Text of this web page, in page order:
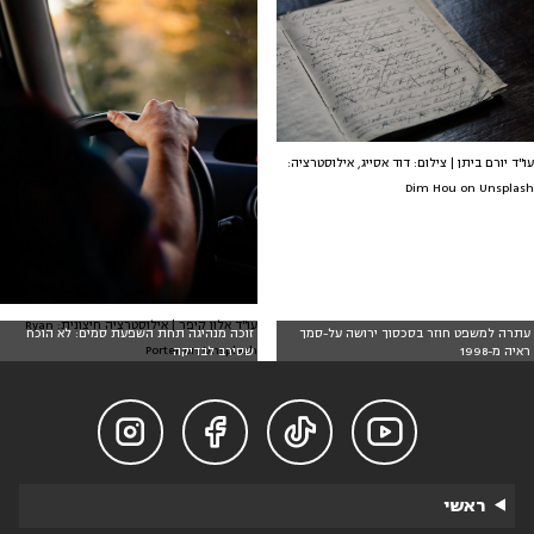
עתרה למשפט חוזר בסכסוך ירושה על-סמך
ראיה מ-1998
עו"ד יורם ביתן | צילום: דוד אסייג, אילוסטרציה:
Dim Hou on Unsplash
זוכה מנהיגה תחת השפעת סמים: לא הוכח
שסירב לבדיקה
עו"ד אלון קיפר | אילוסטרציה חיצונית: Ryan
Porter on Unsplash




ראשי